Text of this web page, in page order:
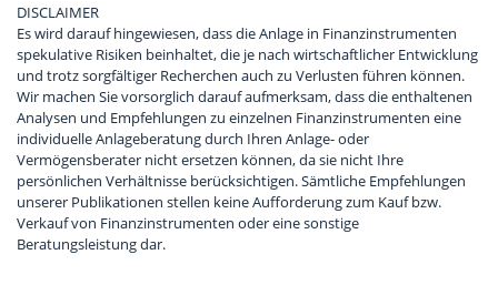
DISCLAIMER
Es wird darauf hingewiesen, dass die Anlage in Finanzinstrumenten
spekulative Risiken beinhaltet, die je nach wirtschaftlicher Entwicklung
und trotz sorgfältiger Recherchen auch zu Verlusten führen können.
Wir machen Sie vorsorglich darauf aufmerksam, dass die enthaltenen
Analysen und Empfehlungen zu einzelnen Finanzinstrumenten eine
individuelle Anlageberatung durch Ihren Anlage- oder
Vermögensberater nicht ersetzen können, da sie nicht Ihre
persönlichen Verhältnisse berücksichtigen. Sämtliche Empfehlungen
unserer Publikationen stellen keine Aufforderung zum Kauf bzw.
Verkauf von Finanzinstrumenten oder eine sonstige
Beratungsleistung dar.